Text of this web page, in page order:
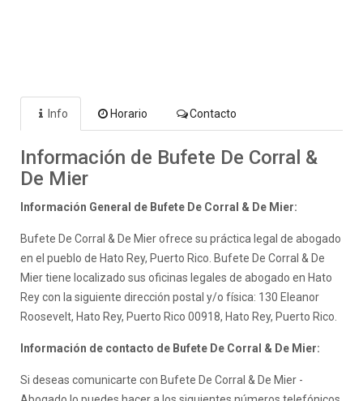
Info Horario Contacto
Información de Bufete De Corral &
De Mier
Información General de Bufete De Corral & De Mier:
Bufete De Corral & De Mier ofrece su práctica legal de abogado
en el pueblo de Hato Rey, Puerto Rico. Bufete De Corral & De
Mier tiene localizado sus oficinas legales de abogado en Hato
Rey con la siguiente dirección postal y/o física: 130 Eleanor
Roosevelt, Hato Rey, Puerto Rico 00918, Hato Rey, Puerto Rico.
Información de contacto de Bufete De Corral & De Mier:
Si deseas comunicarte con Bufete De Corral & De Mier -